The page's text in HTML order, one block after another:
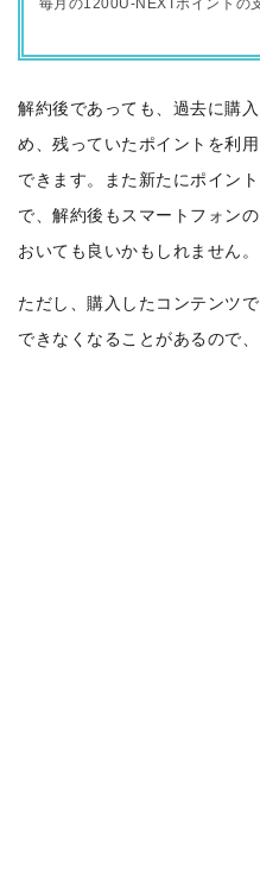
毎月の1200U-NEXTポイントの
解約後であっても、過去に購
め、残っていたポイントを利
できます。また新たにポイン
で、解約後もスマートフォン
おいても良いかもしれません。
ただし、購入したコンテンツ
できなくなることがあるので